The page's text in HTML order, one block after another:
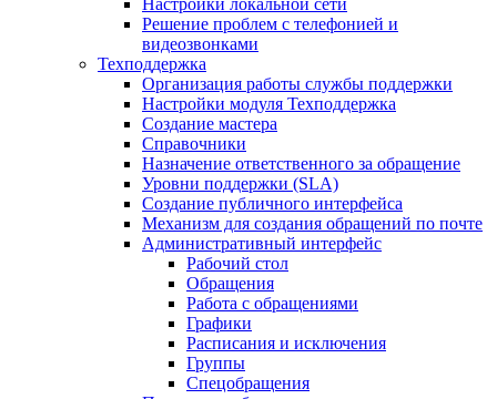
Настройки локальной сети
Решение проблем с телефонией и
видеозвонками
Техподдержка
Организация работы службы поддержки
Настройки модуля Техподдержка
Создание мастера
Справочники
Назначение ответственного за обращение
Уровни поддержки (SLA)
Создание публичного интерфейса
Механизм для создания обращений по почте
Административный интерфейс
Рабочий стол
Обращения
Работа с обращениями
Графики
Расписания и исключения
Группы
Спецобращения